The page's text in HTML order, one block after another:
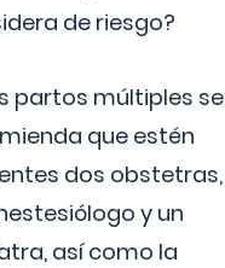
de riesgo?
partos múltiples se
que estén
dos obstetras,
y un
así como la